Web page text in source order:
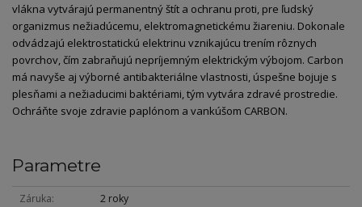
vlákna vytvárajú permanentný štít a ochranu proti, pre ľudský
organizmus nežiadúcemu, elektromagnetickému žiareniu. Dokonale
odvádzajú elektrostatickú elektrinu vznikajúcu trením rôznych
povrchov, čím zabraňujú nepríjemným elektrickým výbojom. Carbon
má navyše aj výborné antibakteriálne vlastnosti, úspešne bojuje s
plesňami a nežiaducimi baktériami, tým vytvára zdravé prostredie.
Ochráňte svoje zdravie paplónom a vankúšom CARBON.
Parametre
Záruka
2 roky